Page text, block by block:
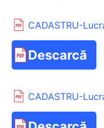
CADASTRU-
Descarcă
CADASTRU-